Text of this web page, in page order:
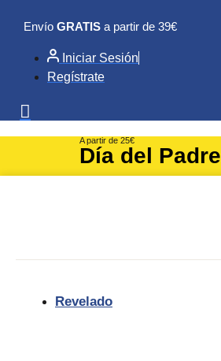
contenido
Envío GRATIS a partir de 39€
Iniciar Sesión
Regístrate
A partir de 25€
Día del Padre
Revelado